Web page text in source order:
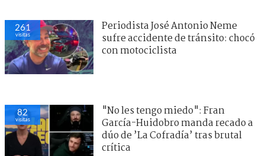
261
visitas
Periodista José Antonio Neme
sufre accidente de tránsito: chocó
con motociclista
82
visitas
"No les tengo miedo": Fran
García-Huidobro manda recado a
dúo de ’La Cofradía’ tras brutal
crítica